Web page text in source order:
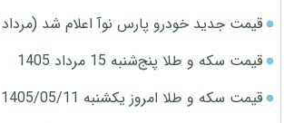
قیمت جدید خودرو پارس نوآ اعلام شد (مرداد 1405)
قیمت سکه و طلا پنج‌شنبه 15 مرداد 1405
قیمت سکه و طلا امروز یکشنبه 1405/05/11